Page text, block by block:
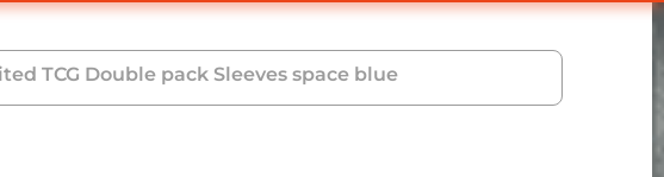
TCG Double pack Sleeves space blue